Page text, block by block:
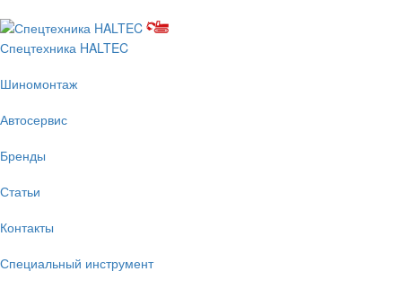
Спецтехника HALTEC
Шиномонтаж
Автосервис
Бренды
Статьи
Контакты
Специальный инструмент